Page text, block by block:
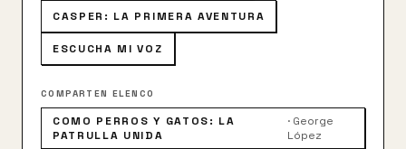
CASPER: LA PRIMERA AVENTURA
ESCUCHA MI VOZ
COMPARTEN ELENCO
COMO PERROS Y GATOS: LA
PATRULLA UNIDA
· George
López